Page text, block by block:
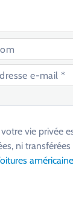
vie privée
ni